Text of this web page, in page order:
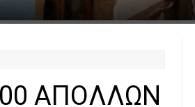
ΑΠΟΛΛΩΝ